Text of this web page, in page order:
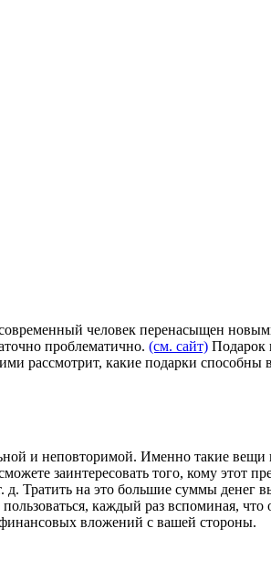
человек перенасыщен
проблематично. (см. сайт) Подарок
рассмотрит, какие подарки способны
и неповторимой. Именно такие вещи
заинтересовать того, кому этот
Тратить на это большие суммы денег
каждый раз вспоминая,
вложений с вашей стороны.